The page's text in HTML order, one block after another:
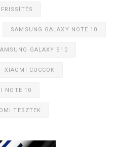
SAMSUNG GALAXY NOTE 10
GALAXY S10
XIAOMI CUCCOK
NOTE 10
TESZTEK